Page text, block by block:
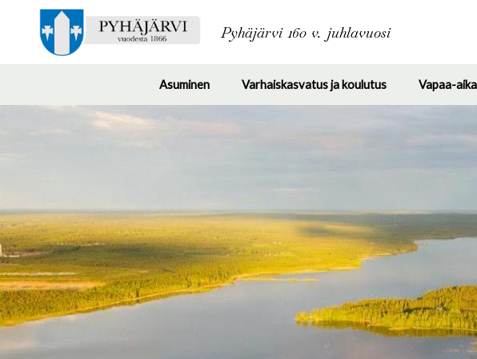
Pyhäjärvi 160 v. juhlavuosi
Asuminen
Toggle
submenu
Varhaiskasvatus ja koulutus
Toggle
submenu
Vapaa-aika